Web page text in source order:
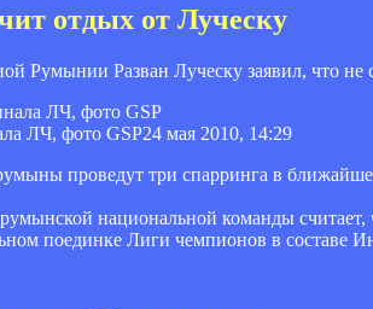
отдых от Луческу
Румынии Разван Луческу заявил, что не
ЛЧ, фото GSP24 мая 2010, 14:29
проведут три спарринга в
национальной команды
поединке Лиги чемпионов в составе